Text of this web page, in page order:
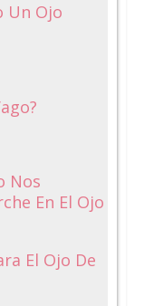
Un Ojo
Nos
En El Ojo
El Ojo De